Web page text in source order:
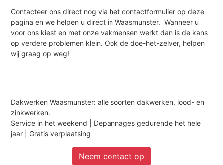
Contacteer ons direct nog via het contactformulier op deze
pagina en we helpen u direct in Waasmunster. Wanneer u
voor ons kiest en met onze vakmensen werkt dan is de kans
op verdere problemen klein. Ook de doe-het-zelver, helpen
wij graag op weg!
Dakwerken Waasmunster: alle soorten dakwerken, lood- en
zinkwerken.
Service in het weekend | Depannages gedurende het hele
jaar | Gratis verplaatsing
Neem contact op